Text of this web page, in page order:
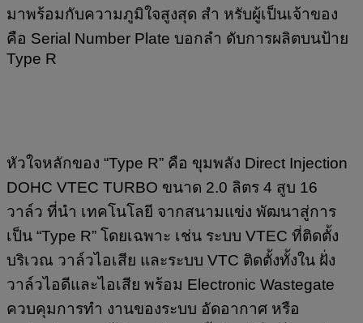
มาพร้อมกับความภูมิใจสูงสุด สำ หรับผู้เป็นเจ้าของ
คือ Serial Number Plate บอกลำ ดับการผลิตบนป้าย
Type R
หัวใจหลักของ “Type R” คือ ขุมพลัง Direct Injection
DOHC VTEC TURBO ขนาด 2.0 ลิตร 4 สูบ 16
วาล์ว ที่นำ เทคโนโลยี จากสนามแข่ง พัฒนาสู่การ
เป็น “Type R” โดยเฉพาะ เช่น ระบบ VTEC ที่ติดตั้ง
บริเวณ วาล์วไอเสีย และระบบ VTC ติดตั้งทั้งใน ฝั่ง
วาล์วไอดีและไอเสีย พร้อม Electronic Wastegate
ควบคุมการทำ งานของระบบ อัดอากาศ หรือ